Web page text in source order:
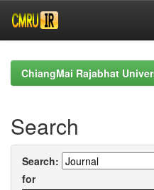
navigationChiangMai Rajabhat
Search
Search:
for